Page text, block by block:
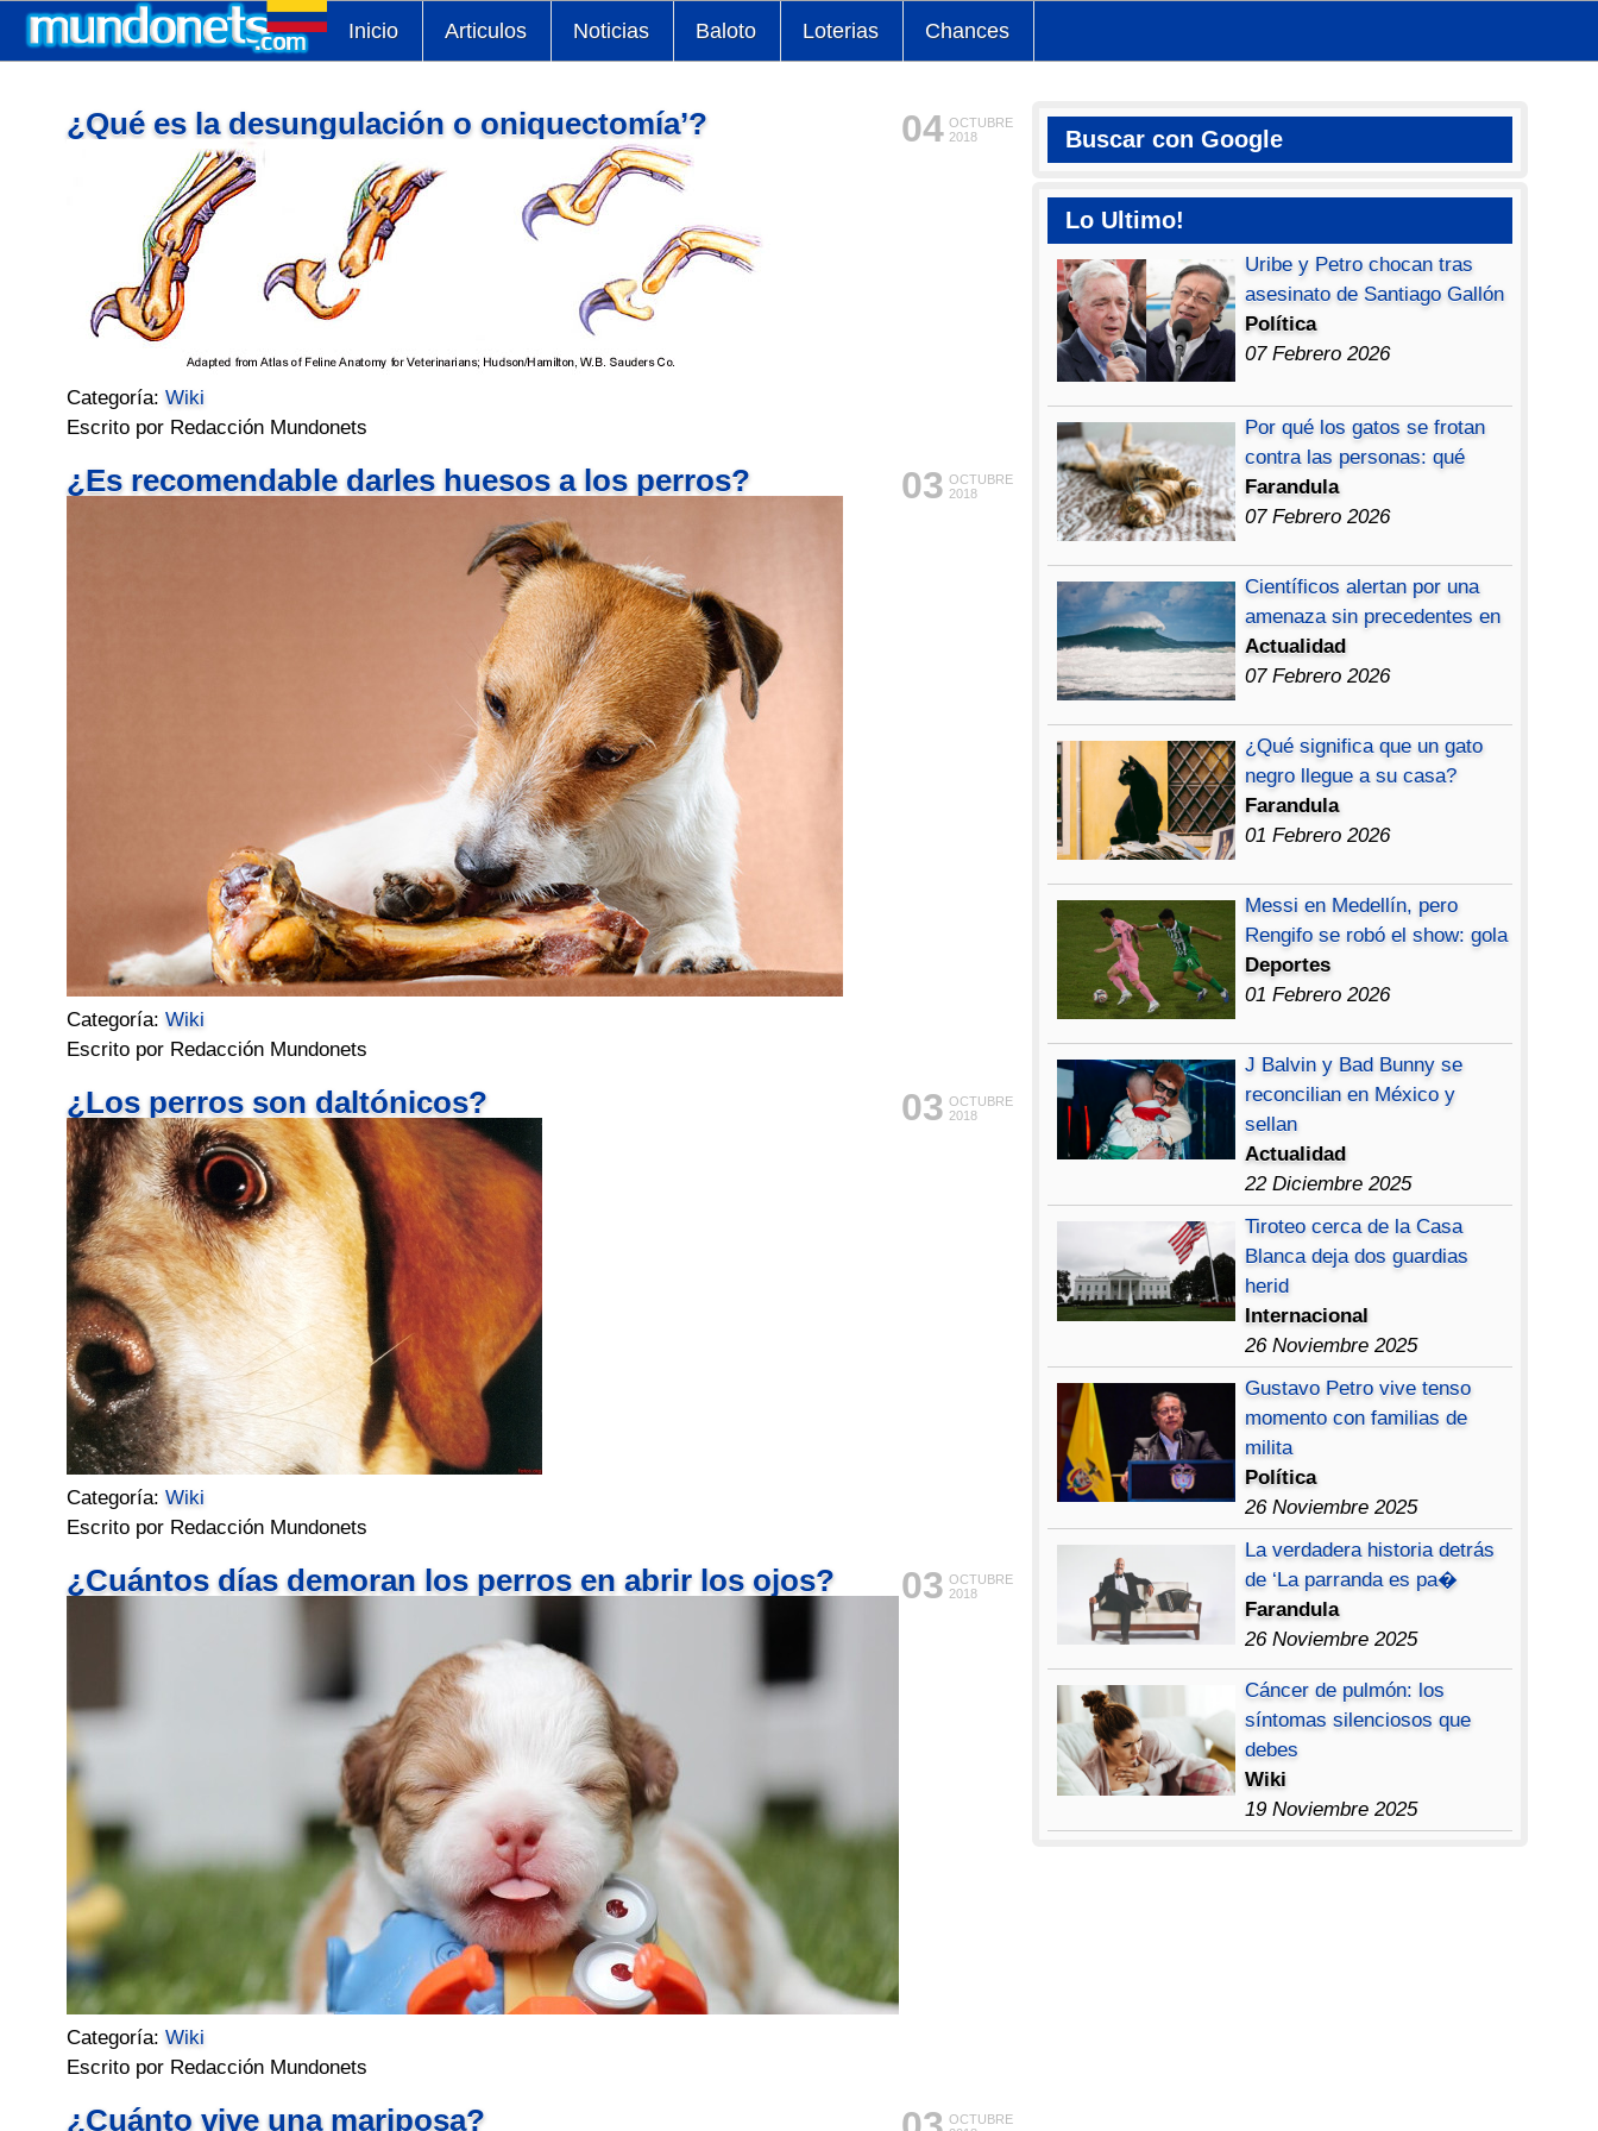
Inicio Articulos Noticias Baloto Loterias Chances
04 OCTUBRE
2018
¿Qué es la desungulación o oniquectomía’?
Categoría:Wiki
Escrito por Redacción Mundonets
03 OCTUBRE
2018
¿Es recomendable darles huesos a los perros?
Categoría:Wiki
Escrito por Redacción Mundonets
03 OCTUBRE
2018
¿Los perros son daltónicos?
Categoría:Wiki
Escrito por Redacción Mundonets
03 OCTUBRE
2018
¿Cuántos días demoran los perros en abrir los ojos?
Categoría:Wiki
Escrito por Redacción Mundonets
OCTUBRE
¿Cuánto vive una mariposa?
Buscar con Google
Lo Ultimo!
Uribe y Petro chocan tras
asesinato de Santiago Gallón
Política
07 Febrero 2026
Por qué los gatos se frotan
contra las personas: qué
Farandula
07 Febrero 2026
Científicos alertan por una
amenaza sin precedentes en
Actualidad
07 Febrero 2026
¿Qué significa que un gato
negro llegue a su casa?
Farandula
01 Febrero 2026
Messi en Medellín, pero
Rengifo se robó el show: gola
Deportes
01 Febrero 2026
J Balvin y Bad Bunny se
reconcilian en México y
sellan
Actualidad
22 Diciembre 2025
Tiroteo cerca de la Casa
Blanca deja dos guardias
herid
Internacional
26 Noviembre 2025
Gustavo Petro vive tenso
momento con familias de
milita
Política
26 Noviembre 2025
La verdadera historia detrás
de ‘La parranda es pa�
Farandula
26 Noviembre 2025
Cáncer de pulmón: los
síntomas silenciosos que
debes
Wiki
19 Noviembre 2025